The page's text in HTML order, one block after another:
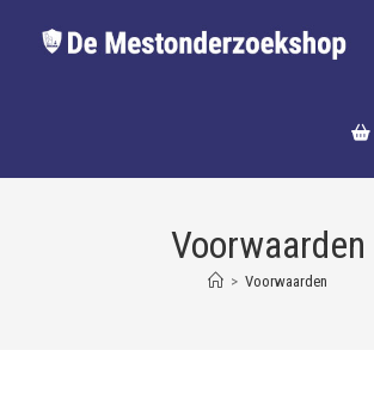
Voorwaarden
> Voorwaarden